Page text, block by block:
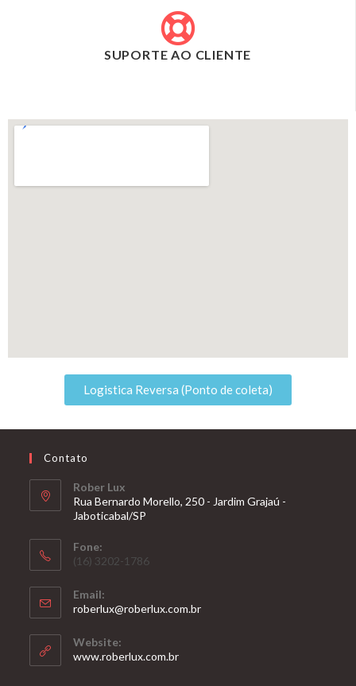
SUPORTE AO CLIENTE
Logistica Reversa (Ponto de coleta)
Contato
Rober Lux
Rua Bernardo Morello, 250 - Jardim Grajaú -
Jaboticabal/SP
Fone:
(16) 3202-1786
Email:
roberlux@roberlux.com.br
Website:
www.roberlux.com.br